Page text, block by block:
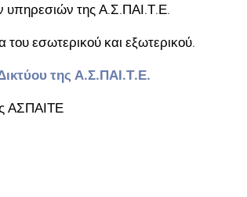
υπηρεσιών της Α.Σ.ΠΑΙ.Τ.Ε.
εσωτερικού και εξωτερικού.
της Α.Σ.ΠΑΙ.Τ.Ε.
ΑΣΠΑΙΤΕ